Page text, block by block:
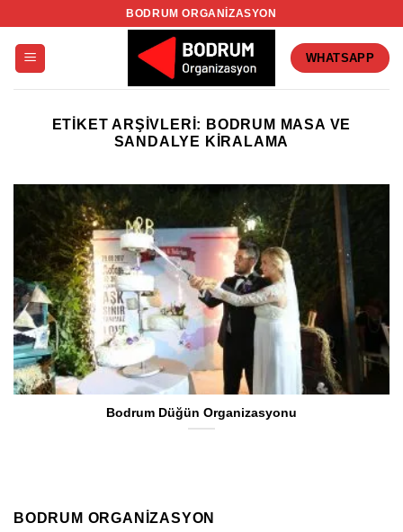
BODRUM ORGANIZASYON
WHATSAPP
ETIKET ARŞIVLERI: BODRUM MASA VE
SANDALYE KIRALAMA
Bodrum Düğün Organizasyonu
BODRUM ORGANIZASYON